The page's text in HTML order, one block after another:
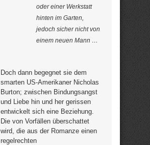
oder einer Werkstatt
hinten im Garten,
jedoch sicher nicht von
einem neuen Mann …
Doch dann begegnet sie dem
smarten US-Amerikaner Nicholas
Burton; zwischen Bindungsangst
und Liebe hin und her gerissen
entwickelt sich eine Beziehung.
Die von Vorfällen überschattet
wird, die aus der Romanze einen
regelrechten